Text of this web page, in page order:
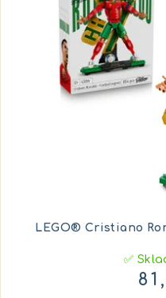
LEGO® Cristiano
✅